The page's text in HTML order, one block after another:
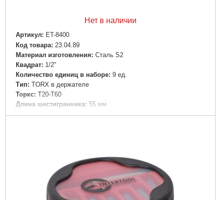
Нет в наличии
Артикул: ET-8400
Код товара: 23.04.89
Материал изготовления: Сталь S2
Квадрат: 1/2"
Количество единиц в наборе: 9 ед.
Tип: TORX в держателе
Торкс: T20-T60
Длина шестигранника: 55 мм
Вес: 1,044 кг